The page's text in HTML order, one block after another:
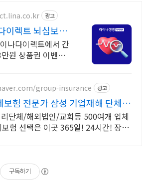
광고
이렉트 뇌심보험
품권 증정
나다이렉트에서 간
원 상품권 이벤트
group-insurance 광고
보험 전문가 삼성 기업재해 단체보
단체/해외법인/교회등 500여개 업체
험 선택은 이곳 365일! 24시간! 장소
구독하기